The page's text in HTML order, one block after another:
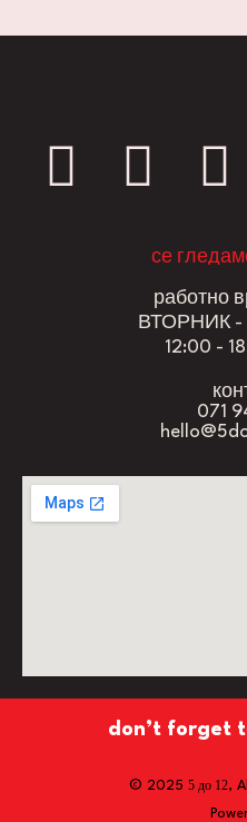
се
работно
ВТОРНИК
12:00 -
071
don’t forget
© 2025 5 до 12,